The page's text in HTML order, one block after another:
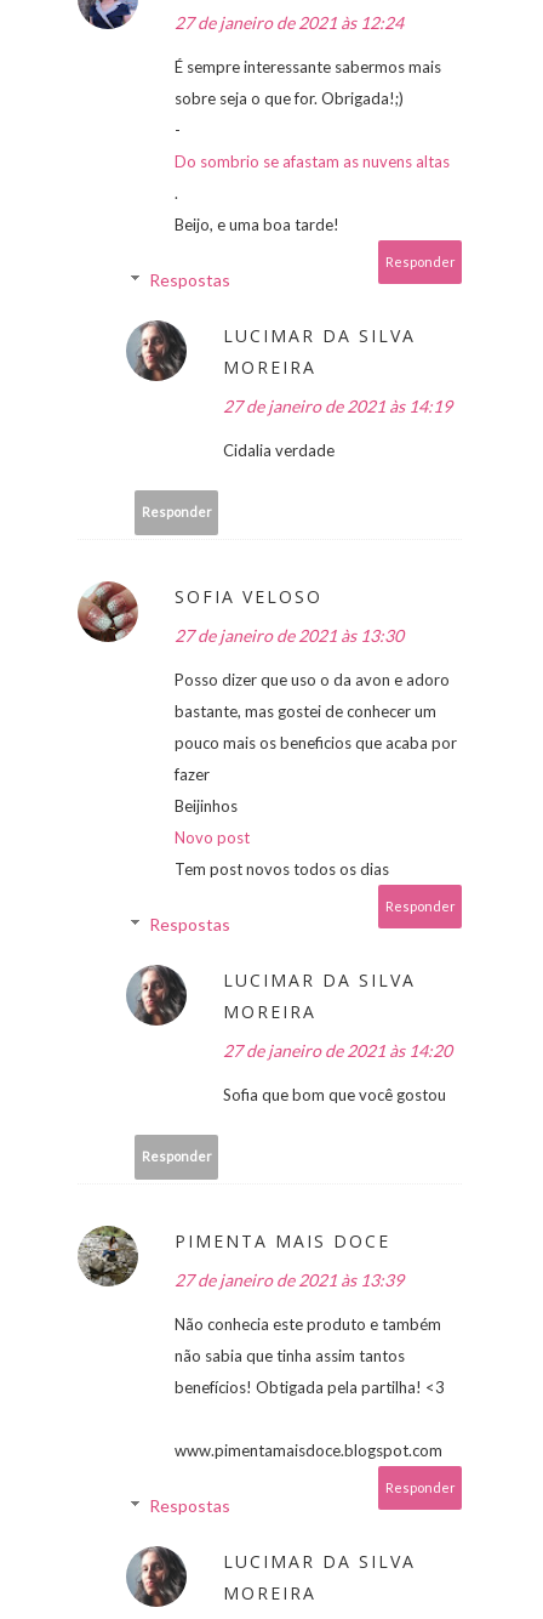
27 de janeiro de 2021 às 12:24
É sempre interessante sabermos mais
sobre seja o que for. Obrigada!;)
-
Do sombrio se afastam as nuvens altas
.
Beijo, e uma boa tarde!
Responder
Respostas
LUCIMAR DA SILVA
MOREIRA
27 de janeiro de 2021 às 14:19
Cidalia verdade
Responder
SOFIA VELOSO
27 de janeiro de 2021 às 13:30
Posso dizer que uso o da avon e adoro
bastante, mas gostei de conhecer um
pouco mais os beneficios que acaba por
fazer
Beijinhos
Novo post
Tem post novos todos os dias
Responder
Respostas
LUCIMAR DA SILVA
MOREIRA
27 de janeiro de 2021 às 14:20
Sofia que bom que você gostou
Responder
PIMENTA MAIS DOCE
27 de janeiro de 2021 às 13:39
Não conhecia este produto e também
não sabia que tinha assim tantos
benefícios! Obtigada pela partilha! <3
www.pimentamaisdoce.blogspot.com
Responder
Respostas
LUCIMAR DA SILVA
MOREIRA